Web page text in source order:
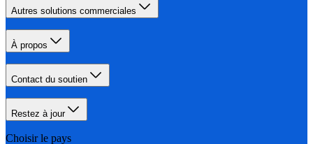
Autres solutions commerciales
À propos
Contact du soutien
Restez à jour
Choisir le pays